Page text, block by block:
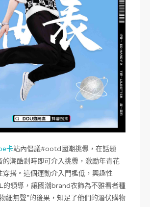
卡站內倡議#ootd國潮挑釁，在話題
的潮酷剎時即可介入挑釁，激勵年青花
穿搭。這個運動介入門檻低，興趣性
的領導，讓國潮brand衣飾為不雅看者種
細無聲”的後果，知足了他們的潛伏購物